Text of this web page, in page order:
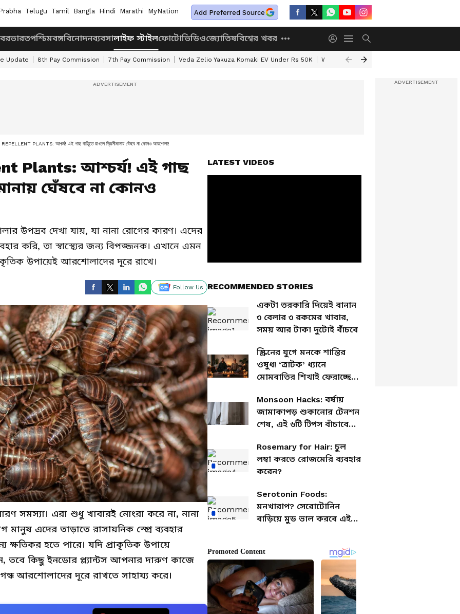
Telugu Tamil Bangla Hindi Marathi MyNation Add Preferred Source
ভারতপশ্চিমবঙ্গবিনোদনব্যবসালাইফ স্টাইলফোটোভিডিওজ্যোতিষবিশ্বের খবর
Update 8th Pay Commission 7th Pay Commission Veda Zelio Yakuza Komaki EV Under Rs 50K West Bengal Weather Update
PLANTS: আশ্চর্য! এই গাছ বাড়ুিতে রাখলে ত্রিসীমানায় ঘেঁষবে না কোনও আরশোলা!
Plants: আশ্চর্য! এই গাছ
ঘেঁষবে না কোনও
উপদ্রব দেখা যায়, যা নানা রোগের কারণ। এদের
করি, তা স্বাস্থ্যের জন্য বিপজ্জনক। এখানে এমন
উপায়েই আরশোলাদের দূরে রাখে।
Follow Us
সমস্যা। এরা শুধু খাবারই নোংরা করে না, নানা
এদের তাড়াতে রাসায়নিক স্প্রে ব্যবহার
হতে পারে। যদি প্রাকৃতিক উপায়ে
তবে কিছু ইনডোর প্ল্যান্টস আপনার দারুণ কাজে
আরশোলাদের দূরে রাখতে সাহায্য করে।
LATEST VIDEOS
RECOMMENDED STORIES
একটা তরকারি দিয়েই বানান
৩ বেলার ৩ রকমের খাবার,
সময় আর টাকা দুটোই বাঁচবে
স্ক্রিনের যুগে মনকে শান্তির
ওষুধ! ‘ত্রাটক’ ধ্যানে
মোমবাতির শিখাই ফেরাচ্ছে
Monsoon Hacks: বর্ষায়
জামাকাপড় শুকানোর টেনশন
শেষ, এই ৬টি টিপস বাঁচাবে
Rosemary for Hair: চুল
লম্বা করতে রোজমেরি ব্যবহার
করেন?
Serotonin Foods:
মনখারাপ? সেরোটোনিন
বাড়িয়ে মুড ভাল করবে এই